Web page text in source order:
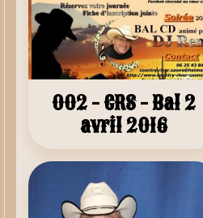
002 - CRS - Bal 2
avril 2016